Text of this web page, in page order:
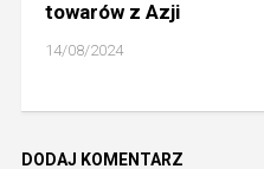
towarów z Azji
14/08/2024
DODAJ KOMENTARZ